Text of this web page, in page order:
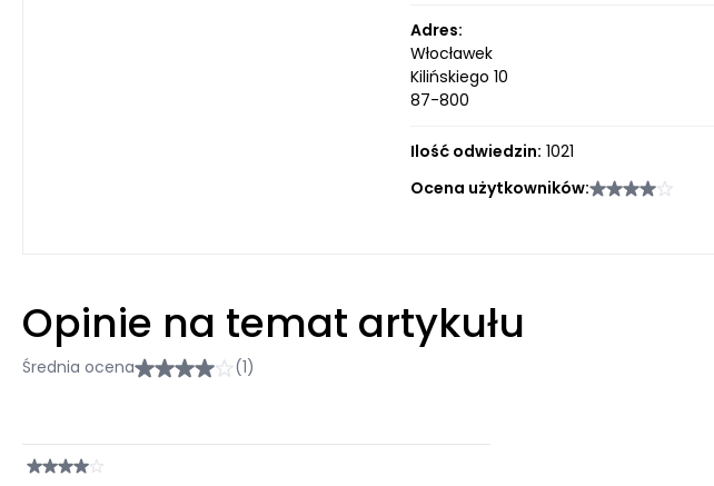
Adres:
Włocławek
Kilińskiego 10
87-800
Ilość odwiedzin: 1021
Ocena użytkowników:
Opinie na temat artykułu
Średnia ocena (1)